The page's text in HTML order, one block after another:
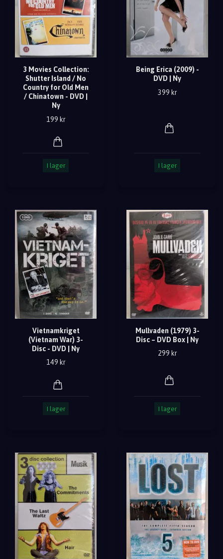
3 Movies Collection:
Shutter Island / No
Country for Old Men
/ Chinatown - DVD |
Ny
199 kr
I lager
Being Erica (2009) -
DVD | Ny
399 kr
I lager
Vietnamkriget
(Vietnam War) 3-
Disc - DVD | Ny
149 kr
I lager
Mullvaden (1979) 3-
Disc – DVD Box | Ny
299 kr
I lager